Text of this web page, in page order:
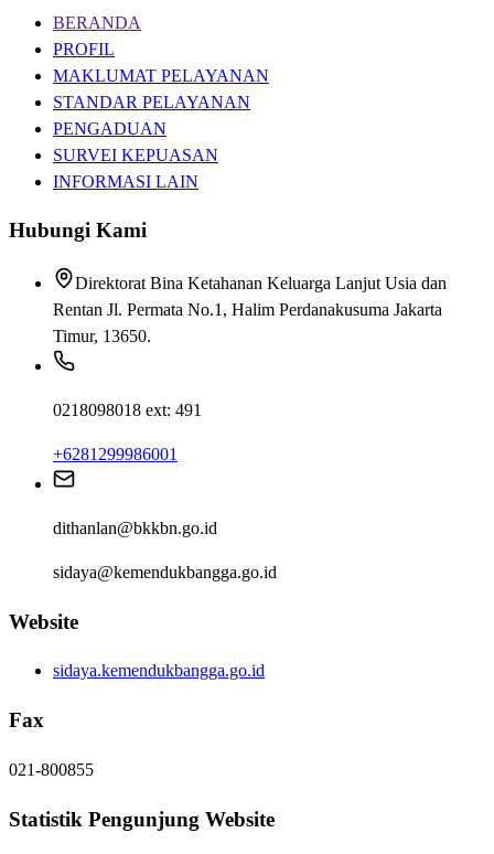
BERANDA
PROFIL
MAKLUMAT PELAYANAN
STANDAR PELAYANAN
PENGADUAN
SURVEI KEPUASAN
INFORMASI LAIN
Hubungi Kami
Direktorat Bina Ketahanan Keluarga Lanjut Usia dan
Rentan Jl. Permata No.1, Halim Perdanakusuma Jakarta
Timur, 13650.
0218098018 ext: 491
+6281299986001
dithanlan@bkkbn.go.id
sidaya@kemendukbangga.go.id
Website
sidaya.kemendukbangga.go.id
Fax
021-800855
Statistik Pengunjung Website